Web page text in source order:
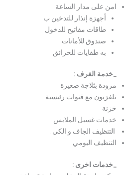
امن على مدار الساعة
أجهزة إنذار للتدخين ب
طاقات مفاتيح للدخول
صندوق للأمانات
به طفايات للحرائق
_خدمة الغرف :
مزودة بثلاجة صغيرة
تلفزيون مع قنوات رئيسية
خزنة
خدمات غسيل الملابس
التنظيف الجاف و الكي .
التنظيف اليومي
خدمات اخرى :